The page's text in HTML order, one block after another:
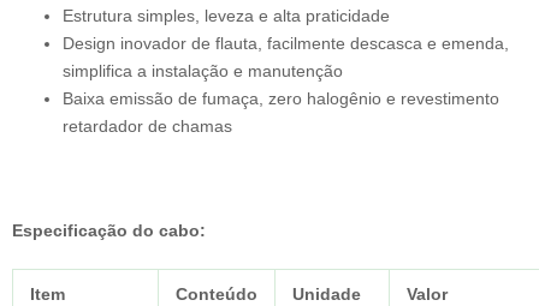
Estrutura simples, leveza e alta praticidade
Design inovador de flauta, facilmente descasca e emenda,
simplifica a instalação e manutenção
Baixa emissão de fumaça, zero halogênio e revestimento
retardador de chamas
Especificação do cabo:
Item Conteúdo Unidade Valor